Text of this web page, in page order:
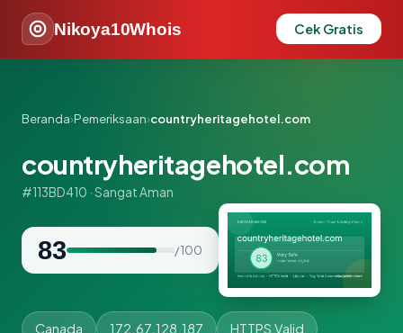
Nikoya10Whois Cek Gratis
Beranda›Pemeriksaan›countryheritagehotel.com
countryheritagehotel.com
#113BD410 · Sangat Aman
83 / 100
Canada 172.67.128.187 HTTPS Valid